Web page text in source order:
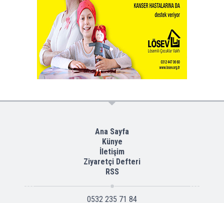
Ana Sayfa
Künye
İletişim
Ziyaretçi Defteri
RSS
0532 235 71 84